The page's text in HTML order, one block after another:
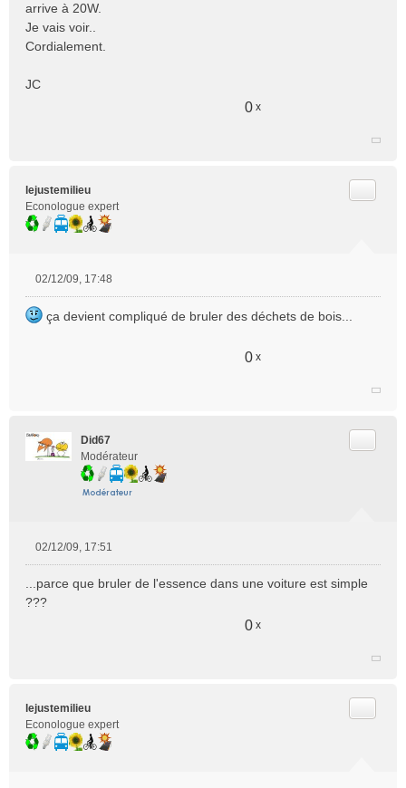
u
arrive à 20W.
Je vais voir..
Cordialement.
JC
0 x
lejustemilieu
Econologue expert
e
s
n
l
02/12/09, 17:48
ça devient compliqué de bruler des déchets de bois...
0 x
Did67
Modérateur
s
s
n
l
u
02/12/09, 17:51
...parce que bruler de l'essence dans une voiture est simple
???
0 x
lejustemilieu
Econologue expert